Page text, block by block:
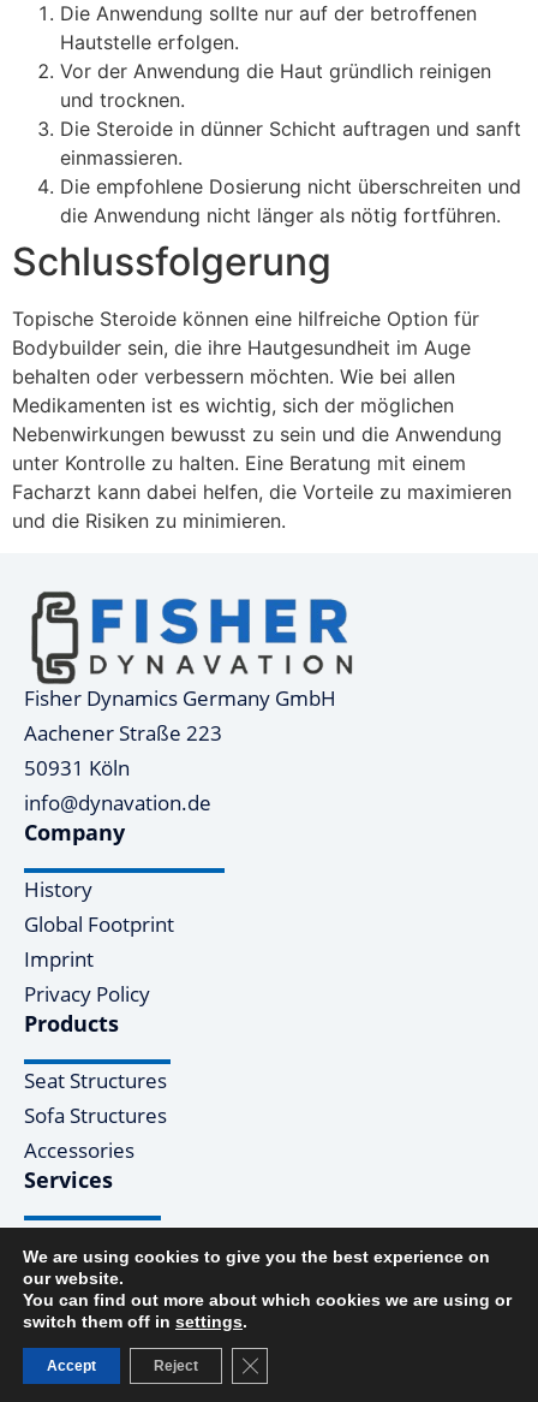
Die Anwendung sollte nur auf der betroffenen
Hautstelle erfolgen.
Vor der Anwendung die Haut gründlich reinigen
und trocknen.
Die Steroide in dünner Schicht auftragen und sanft
einmassieren.
Die empfohlene Dosierung nicht überschreiten und
die Anwendung nicht länger als nötig fortführen.
Schlussfolgerung
Topische Steroide können eine hilfreiche Option für
Bodybuilder sein, die ihre Hautgesundheit im Auge
behalten oder verbessern möchten. Wie bei allen
Medikamenten ist es wichtig, sich der möglichen
Nebenwirkungen bewusst zu sein und die Anwendung
unter Kontrolle zu halten. Eine Beratung mit einem
Facharzt kann dabei helfen, die Vorteile zu maximieren
und die Risiken zu minimieren.
Fisher Dynamics Germany GmbH
Aachener Straße 223
50931 Köln
info@dynavation.de
Company
History
Global Footprint
Imprint
Privacy Policy
Products
Seat Structures
Sofa Structures
Accessories
Services
Design & Engineering
Manufacturing
© 2025 Fisher Dynamics Germany GmbH - All rights reserved
We are using cookies to give you the best experience on
our website.
You can find out more about which cookies we are using or
switch them off in settings.
Accept Reject Close GDPR Cookie Banner